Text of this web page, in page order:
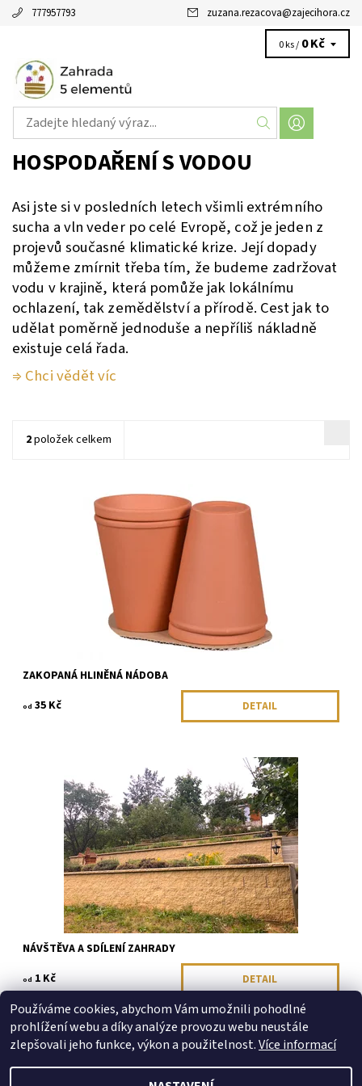
777957793 zuzana.rezacova@zajecihora.cz
0 ks / 0 Kč
HOSPODAŘENÍ S VODOU
Asi jste si v posledních letech všimli extrémního
sucha a vln veder po celé Evropě, což je jeden z
projevů současné klimatické krize. Její dopady
můžeme zmírnit třeba tím, že budeme zadržovat
vodu v krajině, která pomůže jak lokálnímu
ochlazení, tak zemědělství a přírodě. Cest jak to
udělat poměrně jednoduše a nepříliš nákladně
existuje celá řada.
⇒ Chci vědět víc
2položek celkem
okolí přesně takové množství vody, jaké rostliny potřebují. A to
beze ztrát, bez elektřiny a bez potřebných senzorů.
Na dotaz
ZAKOPANÁ HLINĚNÁ NÁDOBA
od 35 Kč DETAIL
Přijďte k nám posedět do přírody, užít si výhledy do krajiny a
pobýt v oáze klidu. Přijďte se podívat jak fungují zakopané
hliněné nádoby, budky a krmítka v praxi. Pojďte se...
Dostupnost:
Skladem
NÁVŠTĚVA A SDÍLENÍ ZAHRADY
od 1 Kč DETAIL
Používáme cookies, abychom Vám umožnili pohodlné
prohlížení webu a díky analýze provozu webu neustále
zlepšovali jeho funkce, výkon a použitelnost.Více informací